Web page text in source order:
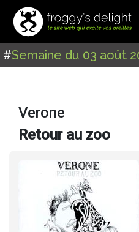
#Semaine du 03 août
Verone
Retour au zoo